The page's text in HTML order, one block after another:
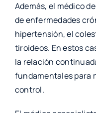
Además, el médico
de enfermedades
hipertensión, el
tiroideos. En estos
la relación
fundamentales para
control.